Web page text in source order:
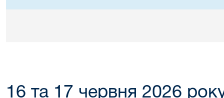
16 та 17 червня 2026